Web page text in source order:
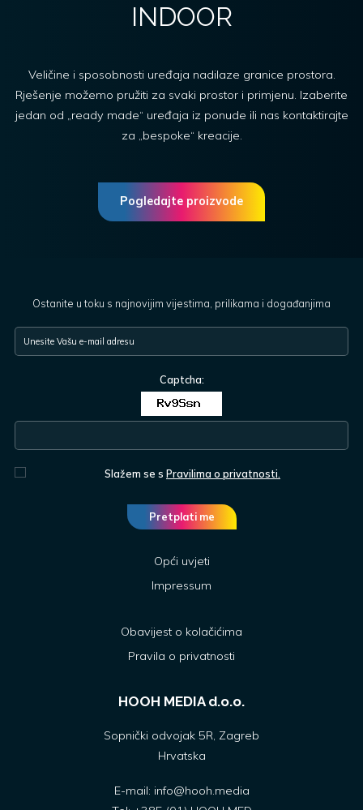
INDOOR
Veličine i sposobnosti uređaja nadilaze granice prostora.
Rješenje možemo pružiti za svaki prostor i primjenu. Izaberite
jedan od „ready made“ uređaja iz ponude ili nas kontaktirajte
za „bespoke“ kreacije.
Pogledajte proizvode
Ostanite u toku s najnovijim vijestima, prilikama i događanjima
Captcha:
Slažem se s Pravilima o privatnosti.
Pretplati me
Opći uvjeti
Impressum
Obavijest o kolačićima
Pravila o privatnosti
HOOH MEDIA d.o.o.
Sopnički odvojak 5R, Zagreb
Hrvatska
E-mail: info@hooh.media